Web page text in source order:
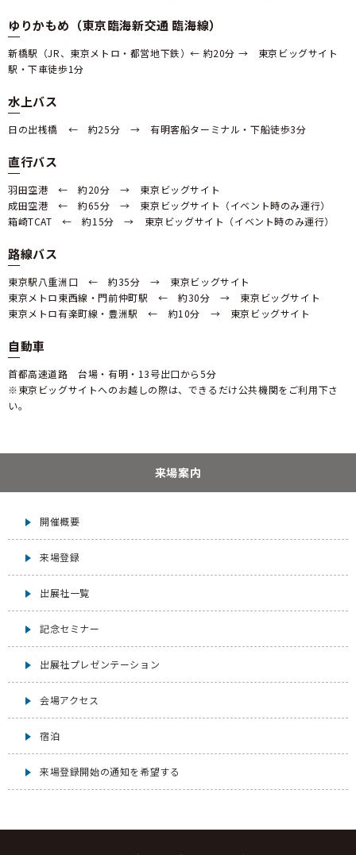
ゆりかもめ（東京臨海新交通 臨海線）
新橋駅（JR、東京メトロ・都営地下鉄）← 約20分 → 東京ビッグサイト
駅・下車徒歩1分
水上バス
日の出桟橋 ← 約25分 → 有明客船ターミナル・下船徒歩3分
直行バス
羽田空港 ← 約20分 → 東京ビッグサイト
成田空港 ← 約65分 → 東京ビッグサイト（イベント時のみ運行）
箱崎TCAT ← 約15分 → 東京ビッグサイト（イベント時のみ運行）
路線バス
東京駅八重洲口 ← 約35分 → 東京ビッグサイト
東京メトロ東西線・門前仲町駅 ← 約30分 → 東京ビッグサイト
東京メトロ有楽町線・豊洲駅 ← 約10分 → 東京ビッグサイト
自動車
首都高速道路 台場・有明・13号出口から5分
※東京ビッグサイトへのお越しの際は、できるだけ公共機関をご利用下さ
い。
来場案内
開催概要
来場登録
出展社一覧
記念セミナー
出展社プレゼンテーション
会場アクセス
宿泊
来場登録開始の通知を希望する